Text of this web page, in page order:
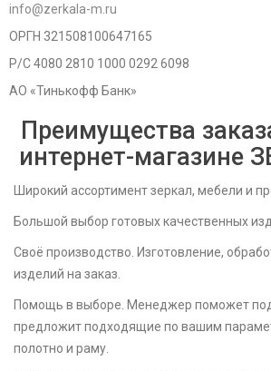
info@zerkala-m.ru
ОРГН 321508100647165
Р/С 4080 2810 1000 0292 6098
АО «Тинькофф Банк»
Преимущества
интернет-магазине
Широкий ассортимент зеркал, мебели и
Большой выбор готовых качественных
Своё производство. Изготовление,
изделий на заказ.
Помощь в выборе. Менеджер поможет
предложит подходящие по вашим
полотно и раму.